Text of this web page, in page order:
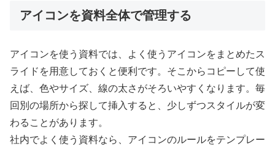
アイコンを資料全体で管理する
アイコンを使う資料では、よく使うアイコンをまとめたス
ライドを用意しておくと便利です。そこからコピーして使
えば、色やサイズ、線の太さがそろいやすくなります。毎
回別の場所から探して挿入すると、少しずつスタイルが変
わることがあります。
社内でよく使う資料なら、アイコンのルールをテンプレー